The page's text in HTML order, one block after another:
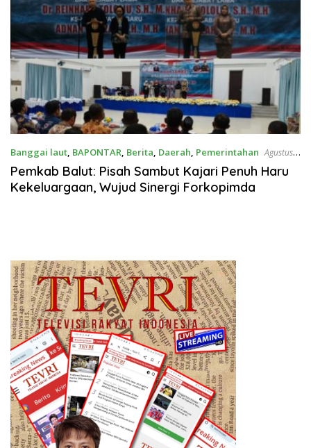
Banggai laut, BAPONTAR, Berita, Daerah, Pemerintahan Agustus
2, 2025
Pemkab Balut: Pisah Sambut Kajari Penuh Haru
Kekeluargaan, Wujud Sinergi Forkopimda